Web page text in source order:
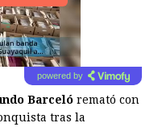
powered by
Barceló remató con
tras la